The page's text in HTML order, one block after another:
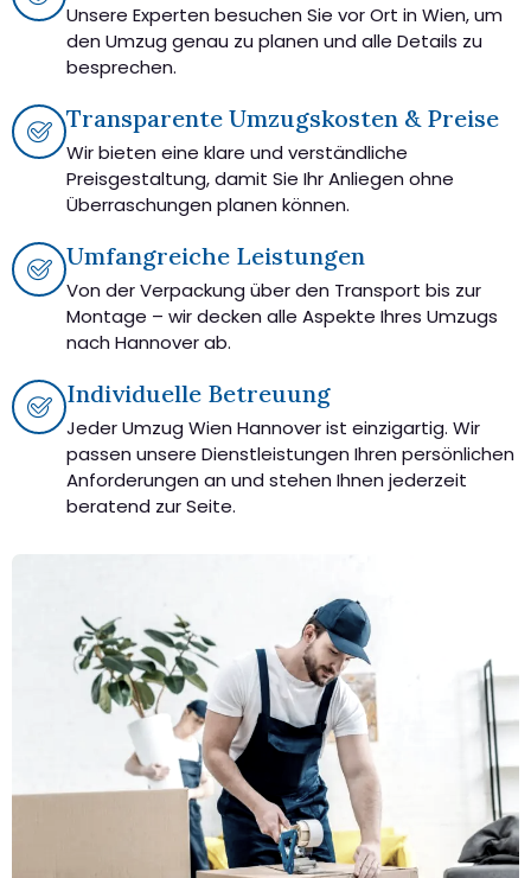
Unsere Experten besuchen Sie vor Ort in Wien, um
den Umzug genau zu planen und alle Details zu
besprechen.
Transparente Umzugskosten & Preise
Wir bieten eine klare und verständliche
Preisgestaltung, damit Sie Ihr Anliegen ohne
Überraschungen planen können.
Umfangreiche Leistungen
Von der Verpackung über den Transport bis zur
Montage – wir decken alle Aspekte Ihres Umzugs
nach Hannover ab.
Individuelle Betreuung
Jeder Umzug Wien Hannover ist einzigartig. Wir
passen unsere Dienstleistungen Ihren persönlichen
Anforderungen an und stehen Ihnen jederzeit
beratend zur Seite.